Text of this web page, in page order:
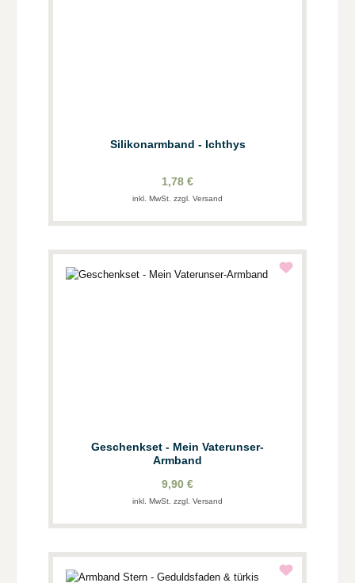
Silikonarmband - Ichthys
1,78 €
inkl. MwSt. zzgl. Versand
Geschenkset - Mein Vaterunser-
Armband
9,90 €
inkl. MwSt. zzgl. Versand